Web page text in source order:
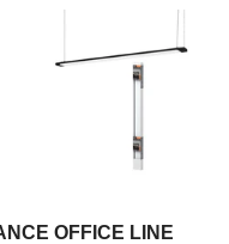
OFFICE LINE